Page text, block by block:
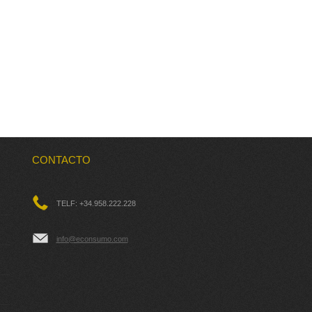
CONTACTO
TELF: +34.958.222.228
info@econsumo.com